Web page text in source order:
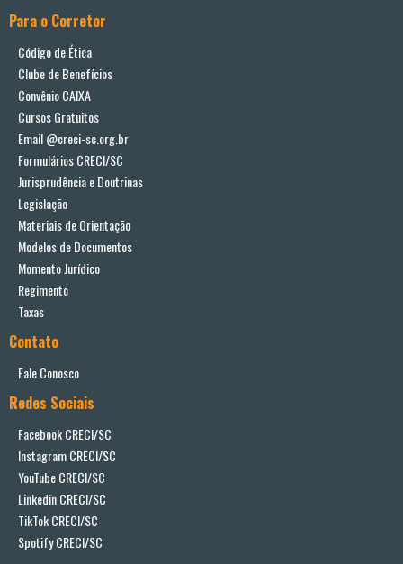
Para o Corretor
Código de Ética
Clube de Benefícios
Convênio CAIXA
Cursos Gratuitos
Email @creci-sc.org.br
Formulários CRECI/SC
Jurisprudência e Doutrinas
Legislação
Materiais de Orientação
Modelos de Documentos
Momento Jurídico
Regimento
Taxas
Contato
Fale Conosco
Redes Sociais
Facebook CRECI/SC
Instagram CRECI/SC
YouTube CRECI/SC
Linkedin CRECI/SC
TikTok CRECI/SC
Spotify CRECI/SC